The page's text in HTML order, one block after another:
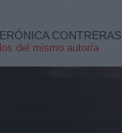
CONTRERAS
del mismo autor/a